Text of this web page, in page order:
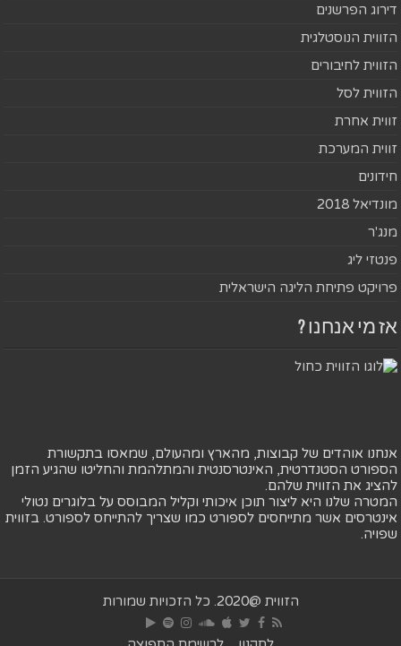
דירוג הפרשנים
הזווית הנוסטלגית
הזווית לחיבורים
הזווית לסל
זווית אחרת
זווית המערכת
חידונים
מונדיאל 2018
מנג'ר
פנטזי ליג
פרויקט פתיחת הליגה הישראלית
אז מי אנחנו ?
אנחנו אוהדים של קבוצות, מהארץ ומהעולם, שמאסו בתקשורת
הספורט הסטנדרטית, האינטרסנטית והמתלהמת והחליטו שהגיע הזמן
להציג את הזווית שלהם.
המטרה שלנו היא ליצור תוכן איכותי וקליל המבוסס על בלוגרים נטולי
אינטרסים אשר מתייחסים לספורט כמו שצריך להתייחס לספורט. בזווית
שפויה.
הזווית @2020. כל הזכויות שמורות